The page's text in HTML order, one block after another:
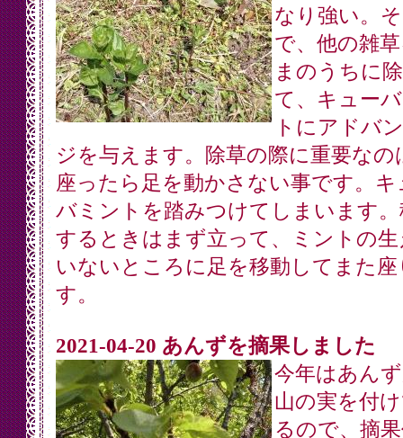
なり強い。
で、他の雑
まのうちに
て、キュー
トにアドバ
ジを与えます。除草の際に重要なの
座ったら足を動かさない事です。キ
バミントを踏みつけてしまいます。
するときはまず立って、ミントの
いないところに足を移動してまた座
す。
2021-04-20 あんずを摘果しました
今年はあん
山の実を付
るので、摘